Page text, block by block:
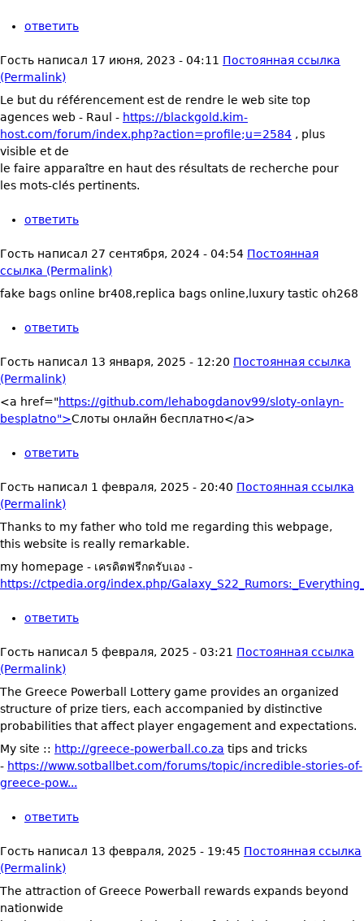
ответить
Гость написал 17 июня, 2023 - 04:11 Постоянная ссылка
(Permalink)
Le but du référencement est de rendre le web site top
agences web - Raul - https://blackgold.kim-
host.com/forum/index.php?action=profile;u=2584 , plus
visible et de
le faire apparaître en haut des résultats de recherche pour
les mots-clés pertinents.
ответить
Гость написал 27 сентября, 2024 - 04:54 Постоянная
ссылка (Permalink)
fake bags online br408,replica bags online,luxury tastic oh268
ответить
Гость написал 13 января, 2025 - 12:20 Постоянная ссылка
(Permalink)
<a href="https://github.com/lehabogdanov99/sloty-onlayn-
besplatno">Слоты онлайн бесплатно</a>
ответить
Гость написал 1 февраля, 2025 - 20:40 Постоянная ссылка
(Permalink)
Thanks to my father who told me regarding this webpage,
this website is really remarkable.
my homepage - เครดิตฟรีกดรับเอง -
https://ctpedia.org/index.php/
ответить
Гость написал 5 февраля, 2025 - 03:21 Постоянная ссылка
(Permalink)
The Greece Powerball Lottery game provides an organized
structure of prize tiers, each accompanied by distinctive
probabilities that affect player engagement and expectations.
My site :: http://greece-powerball.co.za tips and tricks
- https://www.sotballbet.com/forums/topic/incredible-stories-of-
greece-pow...
ответить
Гость написал 13 февраля, 2025 - 19:45 Постоянная ссылка
(Permalink)
The attraction of Greece Powerball rewards expands beyond
nationwide